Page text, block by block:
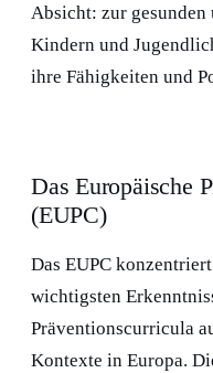
Absicht: zur
Kindern und
ihre Fähigkeiten und
Das Europäische
(EUPC)
Das EUPC
wichtigsten
Präventionscurricula
Kontexte in Europa.